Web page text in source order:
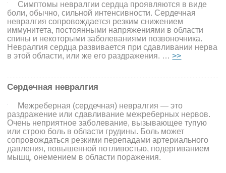
Симптомы невралгии сердца проявляются в виде
боли, обычно, сильной интенсивности. Сердечная
невралгия сопровождается резким снижением
иммунитета, постоянными напряжениями в области
спины и некоторыми заболеваниями позвоночника.
Невралгия сердца развивается при сдавливании нерва
в этой области, или же его раздражения. …>>
Сердечная невралгия
Межреберная (сердечная) невралгия — это
раздражение или сдавливание межреберных нервов.
Очень неприятное заболевание, вызывающее тупую
или строю боль в области грудины. Боль может
сопровождаться резкими перепадами артериального
давления, повышенной потливостью, подергиванием
мышц, онемением в области поражения.